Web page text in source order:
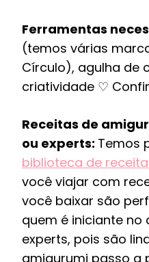
Ferramentas
(temos várias
Círculo), agulha de
criatividade ♡
Receitas de
ou experts: Temos
biblioteca de
você viajar com
você baixar são
quem é iniciante
experts, pois são
amigurumi passo a